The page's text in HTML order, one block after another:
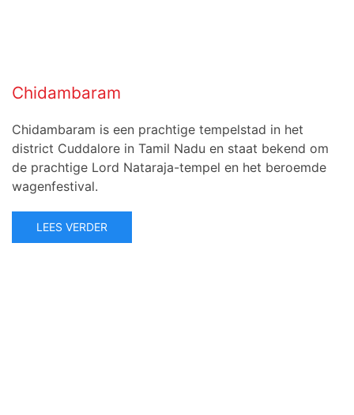
Chidambaram
Chidambaram is een prachtige tempelstad in het
district Cuddalore in Tamil Nadu en staat bekend om
de prachtige Lord Nataraja-tempel en het beroemde
wagenfestival.
LEES VERDER